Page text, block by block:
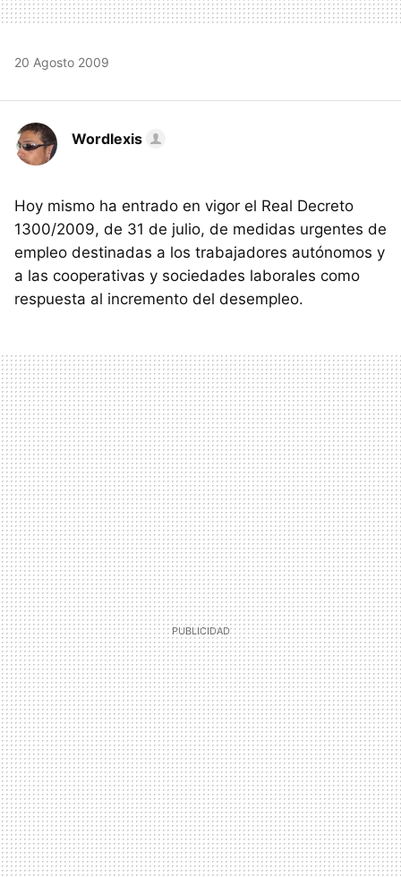
20 Agosto 2009
Wordlexis
Hoy mismo ha entrado en vigor el Real Decreto
1300/2009, de 31 de julio, de medidas urgentes de
empleo destinadas a los trabajadores autónomos y
a las cooperativas y sociedades laborales como
respuesta al incremento del desempleo.